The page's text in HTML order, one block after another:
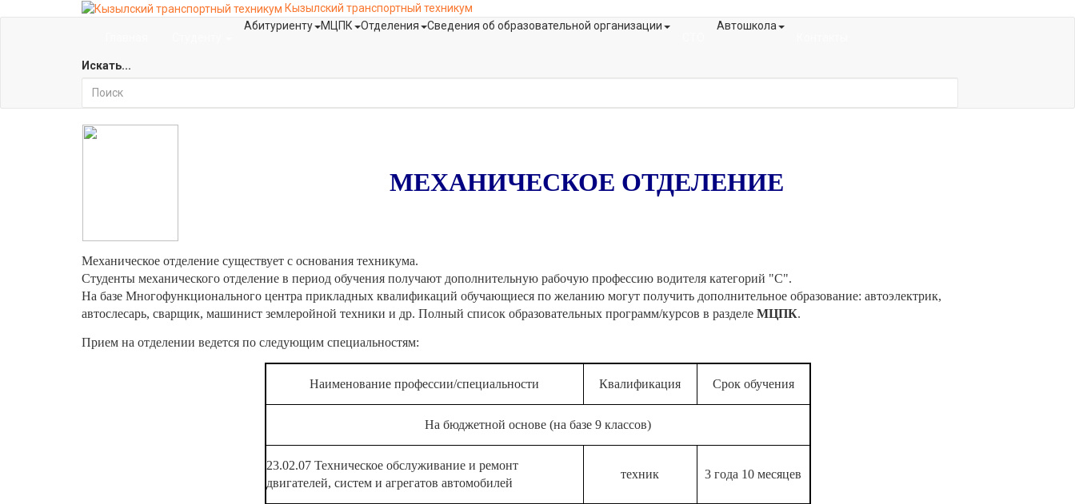
Кызылский транспортный техникум
Абитуриенту МЦПК Отделения
Сведения об образовательной организации
Автошкола
Искать...
МЕХАНИЧЕСКОЕ ОТДЕЛЕНИЕ
Механическое отделение существует с основания техникума.
Студенты механического отделение в период обучения получают дополнительную рабочую профессию водителя категорий "С".
На базе Многофункционального центра прикладных квалификаций обучающиеся по желанию могут получить дополнительное образование: автоэлектрик,
автослесарь, сварщик, машинист землеройной техники и др. Полный список образовательных программ/курсов в разделе МЦПК.
Прием на отделении ведется по следующим специальностям:
Наименование профессии/специальности Квалификация Срок обучения
На бюджетной основе (на базе 9 классов)
23.02.07 Техническое обслуживание и ремонт
двигателей, систем и агрегатов автомобилей
техник 3 года 10 месяцев